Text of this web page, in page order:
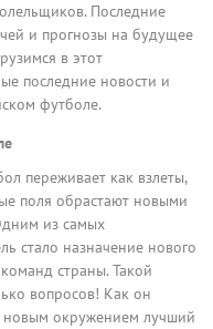
Последние
и прогнозы на будущее
в этот
последние новости и
футболе.
переживает как взлеты,
поля обрастают новыми
из самых
стало назначение нового
страны. Такой
вопросов! Как он
новым окружением лучший